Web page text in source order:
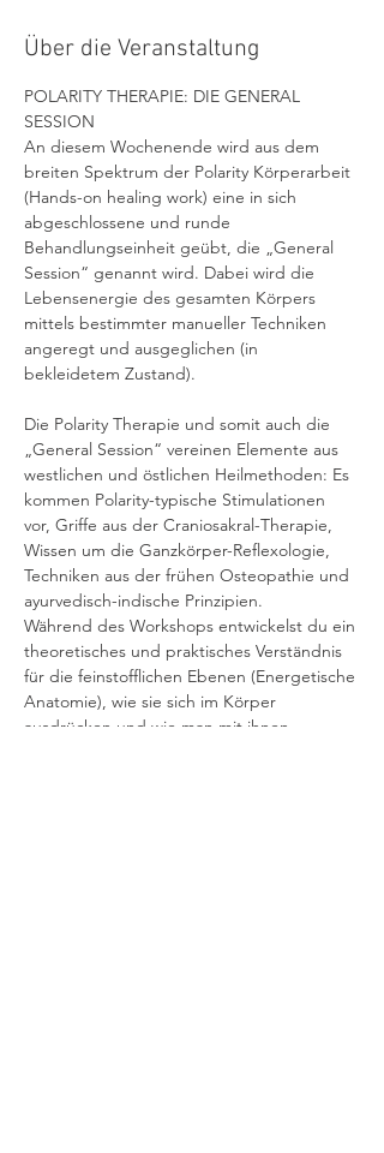
Über die Veranstaltung
POLARITY THERAPIE: DIE GENERAL
SESSION
An diesem Wochenende wird aus dem
breiten Spektrum der Polarity Körperarbeit
(Hands-on healing work) eine in sich
abgeschlossene und runde
Behandlungseinheit geübt, die „General
Session“ genannt wird. Dabei wird die
Lebensenergie des gesamten Körpers
mittels bestimmter manueller Techniken
angeregt und ausgeglichen (in
bekleidetem Zustand).
Die Polarity Therapie und somit auch die
„General Session“ vereinen Elemente aus
westlichen und östlichen Heilmethoden: Es
kommen Polarity-typische Stimulationen
vor, Griffe aus der Craniosakral-Therapie,
Wissen um die Ganzkörper-Reflexologie,
Techniken aus der frühen Osteopathie und
ayurvedisch-indische Prinzipien.
Während des Workshops entwickelst du ein
theoretisches und praktisches Verständnis
für die feinstofflichen Ebenen (Energetische
Anatomie), wie sie sich im Körper
ausdrücken und wie man mit ihnen